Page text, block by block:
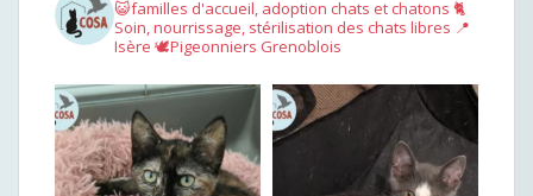
😺familles d'accueil, adoption chats et chatons 🐈
Soin, nourrissage, stérilisation des chats libres 📍
Isère 🕊︎Pigeonniers Grenoblois